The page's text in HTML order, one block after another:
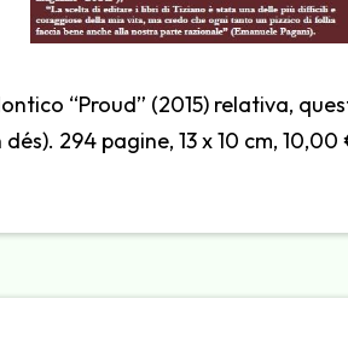
“Proud” (2015) relativa,
294 pagine, 13 x 10 cm, 10,00